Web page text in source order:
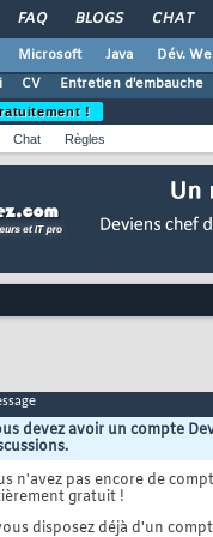
FAQ BLOGS CHAT
Microsoft Java Dév.
CV Entretien d'embauche
!
Chat Règles
devez avoir un compte
n'avez pas encore de
gratuit !
disposez déjà d'un